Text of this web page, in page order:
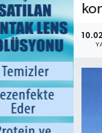
Tüm
Son Dakika
Haber Arşivi